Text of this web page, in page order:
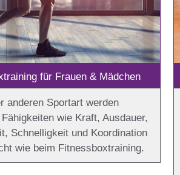
für Frauen & Mädchen
anderen Sportart werden
wie Kraft, Ausdauer,
Schnelligkeit und Koordination
wie beim Fitnessboxtraining.